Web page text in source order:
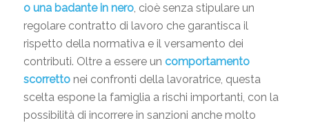
o una badante in nero, cioè senza stipulare un
regolare contratto di lavoro che garantisca il
rispetto della normativa e il versamento dei
contributi. Oltre a essere un comportamento
scorrettonei confronti della lavoratrice, questa
scelta espone la famiglia a rischi importanti, con la
possibilità di incorrere in sanzioni anche molto